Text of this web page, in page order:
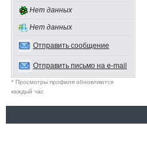
Нет данных
Нет данных
Отправить сообщение
Отправить письмо на e-mail
* Просмотры профиля обновляются
каждый час